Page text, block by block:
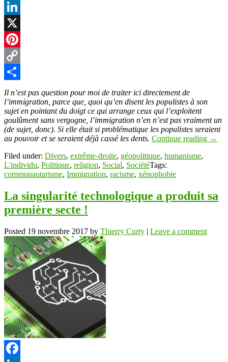
Facebook
LinkedIn
X
Pinterest
Copy
Link
Partager
Il n’est pas question pour moi de traiter ici directement de
l’immigration, parce que, quoi qu’en disent les populistes à son
sujet en pointant du doigt ce qui arrange ceux qui l’exploitent
goulûment sans vergogne, l’immigration n’en n’est pas vraiment un
(de sujet, donc). Si elle était si problématique les populistes seraient
au pouvoir et se seraient déjà cassé les dents. Continue reading →
Filed under: Divers, extrême-droite, géopolitique, humanisme,
L'individu, Politique, religion, Social, SociétéTags:
communautarisme, Immigration, racisme, xénophobie
La singularité technologique a produit sa
première secte !
Posted 19 novembre 2017 by Thierry Curty | Leave a comment